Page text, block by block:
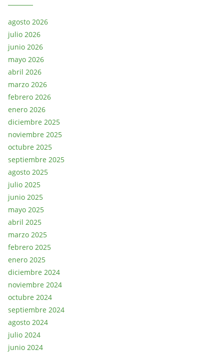
agosto 2026
julio 2026
junio 2026
mayo 2026
abril 2026
marzo 2026
febrero 2026
enero 2026
diciembre 2025
noviembre 2025
octubre 2025
septiembre 2025
agosto 2025
julio 2025
junio 2025
mayo 2025
abril 2025
marzo 2025
febrero 2025
enero 2025
diciembre 2024
noviembre 2024
octubre 2024
septiembre 2024
agosto 2024
julio 2024
junio 2024